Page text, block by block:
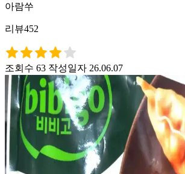
아람쑤
리뷰452
조회수 63 작성일자 26.06.07